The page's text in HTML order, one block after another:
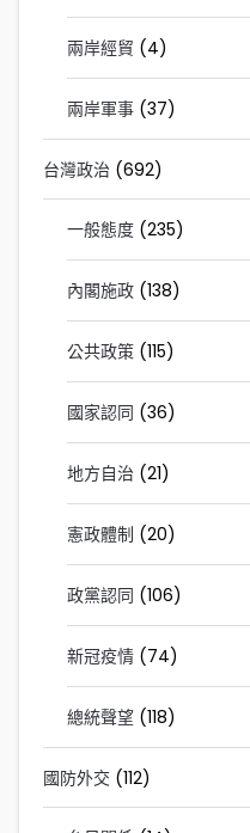
兩岸經貿 (4)
兩岸軍事 (37)
台灣政治 (692)
一般態度 (235)
內閣施政 (138)
公共政策 (115)
國家認同 (36)
地方自治 (21)
憲政體制 (20)
政黨認同 (106)
新冠疫情 (74)
總統聲望 (118)
國防外交 (112)